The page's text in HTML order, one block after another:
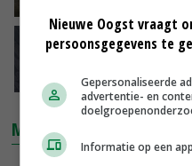
Meer
16-01-2016
MARKTPRIJZEN
Nieuwe Oogst vraagt
persoonsgegevens te
Gepersonaliseerde
advertentie- en
Informatie op een